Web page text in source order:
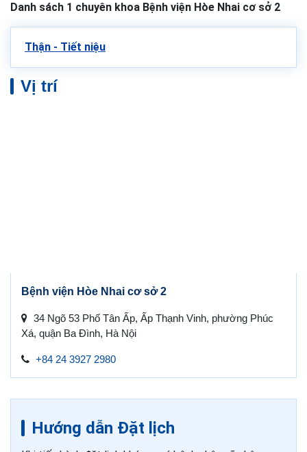
Danh sách 1 chuyên khoa Bệnh viện Hòe Nhai cơ sở 2
Thận - Tiết niệu
Vị trí
Bệnh viện Hòe Nhai cơ sở 2
34 Ngõ 53 Phố Tân Ấp, Ấp Thạnh Vinh, phường Phúc
Xá, quận Ba Đình, Hà Nội
+84 24 3927 2980
Hướng dẫn Đặt lịch